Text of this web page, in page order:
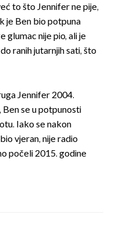
to što Jennifer ne pije,
je Ben bio potpuna
glumac nije pio, ali je
ranih jutarnjih sati, što
Jennifer 2004.
Ben se u potpunosti
Iako se nakon
vjeran, nije radio
počeli 2015. godine